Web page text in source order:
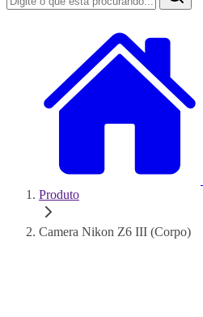
Produto
Camera Nikon Z6 III (Corpo)